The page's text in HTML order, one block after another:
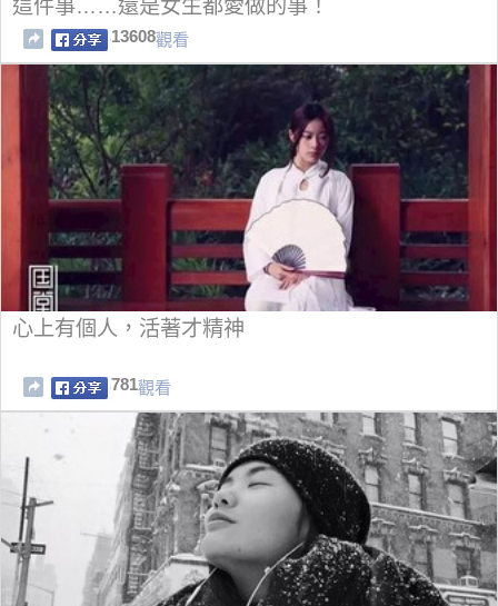
這件事……還是女生都愛做的事！
13608觀看
心上有個人，活著才精神
781觀看